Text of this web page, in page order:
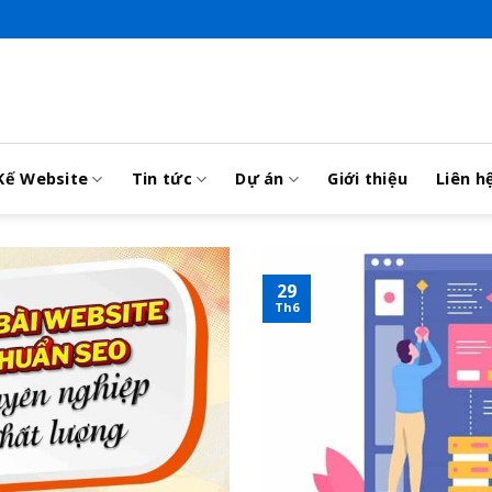
Website Tin tức Dự án Giới thiệu Liên
29
Th6